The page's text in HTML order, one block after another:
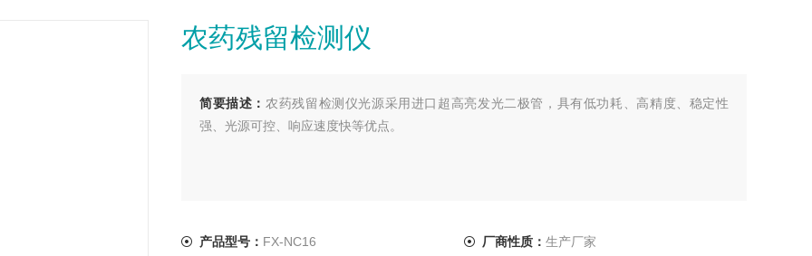
农药残留检测仪
简要描述： 农药残留检测仪光源采用进口超高亮发光二极管，具有低功耗、高精度、稳定性
强、光源可控、响应速度快等优点。
产品型号： FX-NC16 厂商性质： 生产厂家